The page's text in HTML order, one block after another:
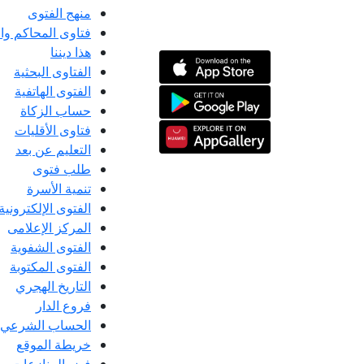
منهج الفتوى
فتاوى المحاكم
هذا ديننا
الفتاوى البحثية
الفتوى الهاتفية
حساب الزكاة
فتاوى الأقليات
التعليم عن بعد
طلب فتوى
تنمية الأسرة
الفتوى الإلكترونية
المركز الإعلامى
الفتوى الشفوية
الفتوى المكتوبة
التاريخ الهجري
فروع الدار
الحساب الشرعي
خريطة الموقع